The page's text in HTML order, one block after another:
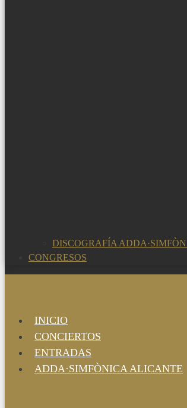
DISCOGRAFÍA
CONGRESOS
INICIO
CONCIERTOS
ENTRADAS
ADDA·SIMFÒNICA ALICANTE